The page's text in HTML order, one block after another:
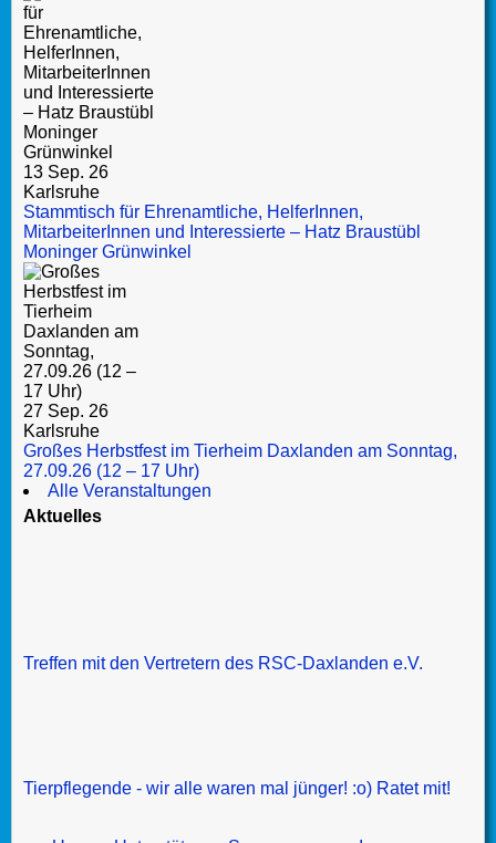
13 Sep. 26
Karlsruhe
Stammtisch für Ehrenamtliche, HelferInnen,
MitarbeiterInnen und Interessierte – Hatz Braustübl
Moninger Grünwinkel
27 Sep. 26
Karlsruhe
Großes Herbstfest im Tierheim Daxlanden am Sonntag,
27.09.26 (12 – 17 Uhr)
Alle Veranstaltungen
Aktuelles
Treffen mit den Vertretern des RSC-Daxlanden e.V.
Tierpflegende - wir alle waren mal jünger! :o) Ratet mit!